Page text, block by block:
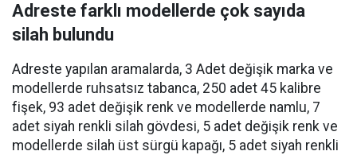
Adreste farklı modellerde çok sayıda
silah bulundu
Adreste yapılan aramalarda, 3 Adet değişik marka ve
modellerde ruhsatsız tabanca, 250 adet 45 kalibre
fişek, 93 adet değişik renk ve modellerde namlu, 7
adet siyah renkli silah gövdesi, 5 adet değişik renk ve
modellerde silah üst sürgü kapağı, 5 adet siyah renkli